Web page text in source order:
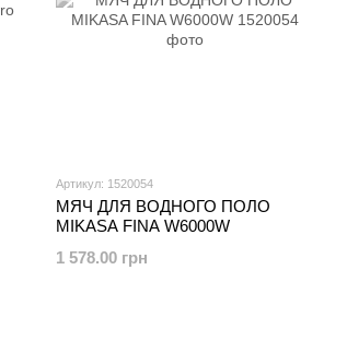
Артикул: 1520054
МЯЧ ДЛЯ ВОДНОГО ПОЛО
MIKASA FINA W6000W
1 578.00 грн